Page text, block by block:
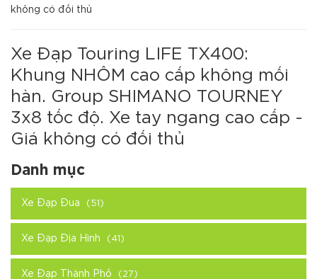
không có đối thủ
Xe Đạp Touring LIFE TX400:
Khung NHÔM cao cấp không mối
hàn. Group SHIMANO TOURNEY
3x8 tốc độ. Xe tay ngang cao cấp -
Giá không có đối thủ
Danh mục
Xe Đạp Đua (51)
Xe Đạp Địa Hình (41)
Xe Đạp Thành Phố (27)